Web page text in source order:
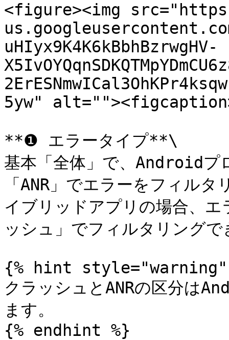
<figure><img
uHIyx9K4K6kBbhBzrwgHV-
5yw"
**❶ エラータイプ**\
基本「全体」で、Androidプ
「ANR」でエラーをフィル
イブリッドアプリの場合、エ
ッシュ」でフィルタリングで
{% hint style="warning"
クラッシュとANRの区分は
ます。
{% endhint %}